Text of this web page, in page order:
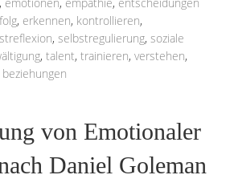
, erkennen, kontrollieren,
, selbstregulierung, soziale
, talent, trainieren, verstehen,
von Emotionaler
Daniel Goleman